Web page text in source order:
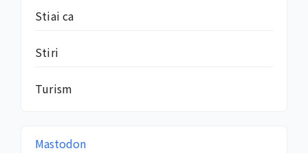
Stiai ca
Stiri
Turism
Mastodon